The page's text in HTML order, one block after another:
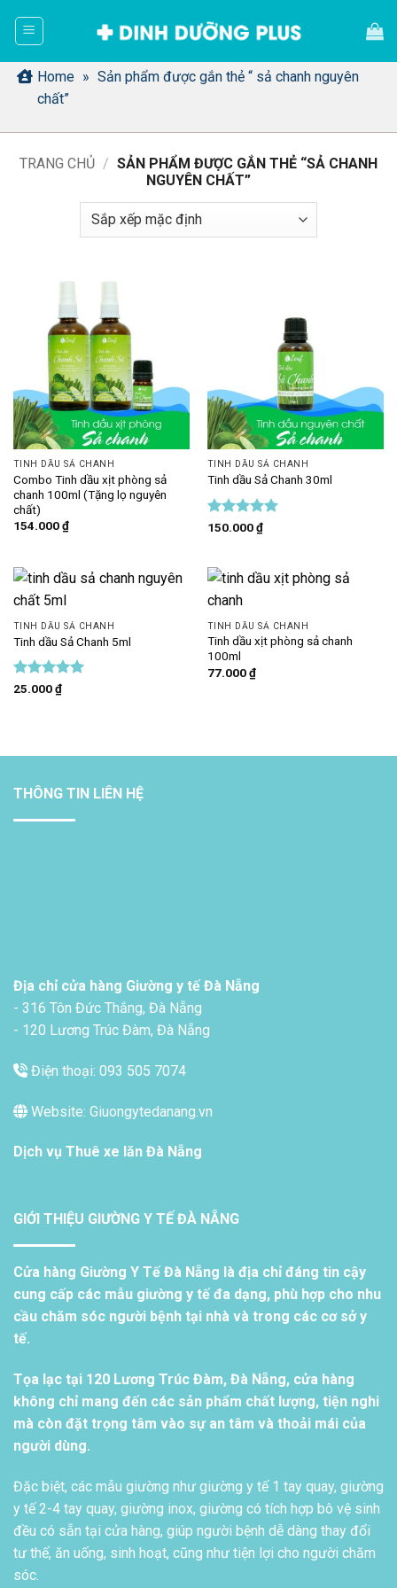
dung Home » Sản phẩm được gắn thẻ “ sả chanh nguyên
chất”
TRANG CHỦ / SẢN PHẨM ĐƯỢC GẮN THẺ “SẢ CHANH
NGUYÊN CHẤT”
TINH DẦU SẢ CHANH
Combo Tinh dầu xịt phòng sả
chanh 100ml (Tặng lọ nguyên
chất)
154.000₫
TINH DẦU SẢ CHANH
Tinh dầu Sả Chanh 30ml
Được xếp
150.000₫
TINH DẦU SẢ CHANH
Tinh dầu Sả Chanh 5ml
Được xếp
25.000₫
TINH DẦU SẢ CHANH
Tinh dầu xịt phòng sả chanh
100ml
77.000₫
THÔNG TIN LIÊN HỆ
Địa chỉ cửa hàng Giường y tế Đà Nẵng
- 316 Tôn Đức Thắng, Đà Nẵng
- 120 Lương Trúc Đàm, Đà Nẵng
Điện thoại: 093 505 7074
Website: Giuongytedanang.vn
Dịch vụ Thuê xe lăn Đà Nẵng
GIỚI THIỆU GIƯỜNG Y TẾ ĐÀ NẴNG
Cửa hàng Giường Y Tế Đà Nẵng là địa chỉ đáng tin cậy
cung cấp các mẫu giường y tế đa dạng, phù hợp cho nhu
cầu chăm sóc người bệnh tại nhà và trong các cơ sở y
tế.
Tọa lạc tại 120 Lương Trúc Đàm, Đà Nẵng, cửa hàng
không chỉ mang đến các sản phẩm chất lượng, tiện nghi
mà còn đặt trọng tâm vào sự an tâm và thoải mái của
người dùng.
Đặc biệt, các mẫu giường như giường y tế 1 tay quay, giường
y tế 2-4 tay quay, giường inox, giường có tích hợp bô vệ sinh
đều có sẵn tại cửa hàng, giúp người bệnh dễ dàng thay đổi
tư thế, ăn uống, sinh hoạt, cũng như tiện lợi cho người chăm
sóc.